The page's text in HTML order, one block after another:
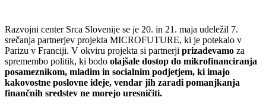
Razvojni center Srca Slovenije se je 20. in 21. maja udeležil 7.
srečanja partnerjev projekta MICROFUTURE, ki je potekalo v
Parizu v Franciji. V okviru projekta si partnerji prizadevamo za
spremembo politik, ki bodo olajšale dostop do mikrofinanciranja
posameznikom, mladim in socialnim podjetjem, ki imajo
kakovostne poslovne ideje, vendar jih zaradi pomanjkanja
finančnih sredstev ne morejo uresničiti.